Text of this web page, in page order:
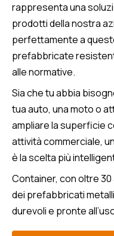
rappresenta una
prodotti della nostra
perfettamente a
prefabbricate
alle normative.
Sia che tu abbia
tua auto, una moto o
ampliare la superficie
attività commerciale, un
è la scelta più
Container, con oltre
dei prefabbricati
durevoli e pronte